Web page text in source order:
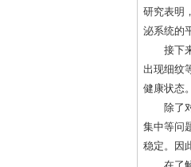
研究表明
泌系统的
接下
出现细纹
健康状态
除了
集中等问
稳定。因